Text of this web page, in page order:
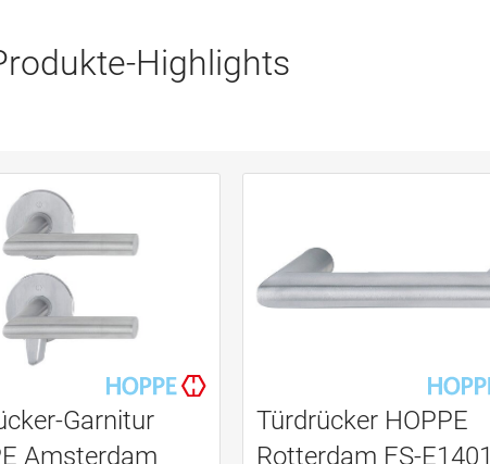
Highlights
Garnitur
Amsterdam
Türdrücker HOPPE
Rotterdam FS-E1401